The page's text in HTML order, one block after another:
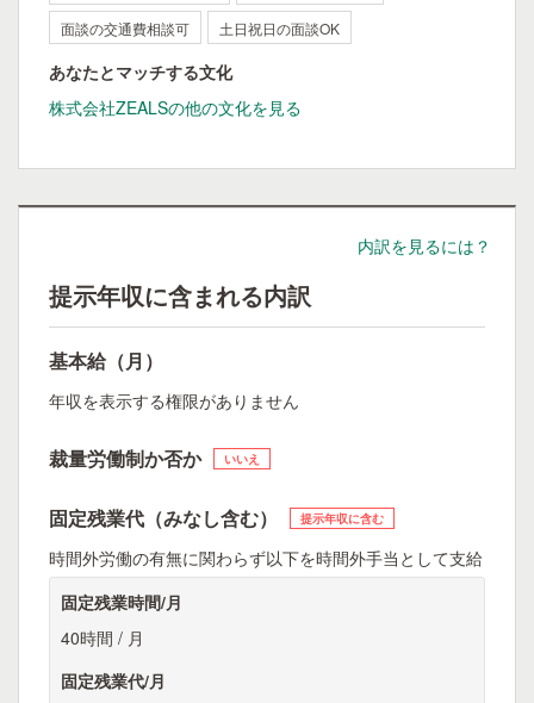
面談の交通費相談可 土日祝日の面談OK
あなたとマッチする文化
株式会社ZEALSの他の文化を見る
内訳を見るには？
提示年収に含まれる内訳
基本給（月）
年収を表示する権限がありません
裁量労働制か否か いいえ
固定残業代（みなし含む） 提示年収に含む
時間外労働の有無に関わらず以下を時間外手当として支給
固定残業時間/月
40時間 / 月
固定残業代/月